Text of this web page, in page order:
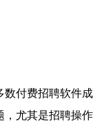
付费招聘软件
尤其是招聘操